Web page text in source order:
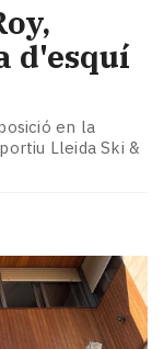
d'esquí
en la
Lleida Ski &